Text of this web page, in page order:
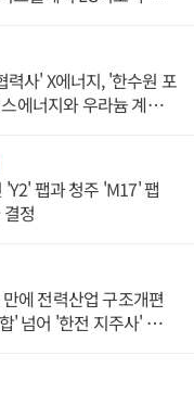
력사' X에너지, '한수원 포
에너지와 우라늄 계약
팹과 청주 'M17' 팹
정
에 전력산업 구조개편
' 넘어 '한전 지주사' 재편